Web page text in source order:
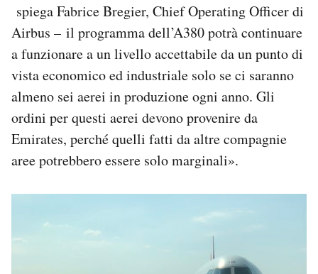
spiega Fabrice Bregier, Chief Operating Officer di
Airbus – il programma dell’A380 potrà continuare
a funzionare a un livello accettabile da un punto di
vista economico ed industriale solo se ci saranno
almeno sei aerei in produzione ogni anno. Gli
ordini per questi aerei devono provenire da
Emirates, perché quelli fatti da altre compagnie
aree potrebbero essere solo marginali».